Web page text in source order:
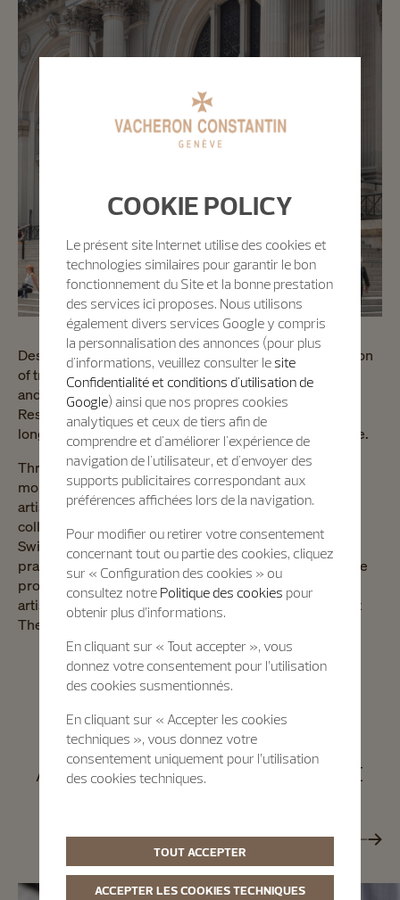
Designed to support craft skills, encourage the evolution
of traditional savoir-faire into new forms of expression
and nurture the next generation of artisans, the Artisan
Residency programme underlines both institutions'
longstanding commitment to supporting art and culture.
Three artisans have been chosen for the inaugural 18-
month residency. As a part of their residency, the three
artisans will travel to New York to engage with The Met
collection, staff, and will also spend time in Geneva,
Switzerland, learning about the artistic processes and
practices of Vacheron Constantin's master artisans. The
programme will culminate in October 2026, when the
artisans will return to New York to present their work at
The Met.
Metiers d’art
Autres pages qui pourraient
COOKIE POLICY
Le présent site Internet utilise des cookies et
technologies similaires pour garantir le bon
fonctionnement du Site et la bonne prestation
des services ici proposes. Nous utilisons
également divers services Google y compris
la personnalisation des annonces (pour plus
d'informations, veuillez consulter le site
Confidentialité et conditions d'utilisation de
Google) ainsi que nos propres cookies
analytiques et ceux de tiers afin de
comprendre et d'améliorer l'expérience de
navigation de l'utilisateur, et d'envoyer des
supports publicitaires correspondant aux
préférences affichées lors de la navigation.
Pour modifier ou retirer votre consentement
concernant tout ou partie des cookies, cliquez
sur « Configuration des cookies » ou
consultez notre Politique des cookies pour
obtenir plus d’informations.
En cliquant sur « Tout accepter », vous
donnez votre consentement pour l’utilisation
des cookies susmentionnés.
En cliquant sur « Accepter les cookies
techniques », vous donnez votre
consentement uniquement pour l’utilisation
des cookies techniques.
TOUT ACCEPTER
ACCEPTER LES COOKIES TECHNIQUES